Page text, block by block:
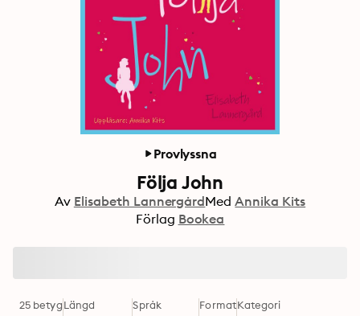
Provlyssna
Följa John
Av Elisabeth LannergårdMed Annika Kits
Förlag Bookea
25 betygLängd Språk FormatKategori